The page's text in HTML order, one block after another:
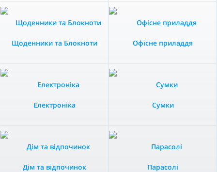
Щоденники та Блокноти Офісне приладдя
Електроніка Сумки
Дім та відпочинок Парасолі